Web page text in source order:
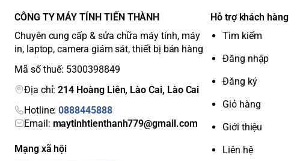
CÔNG TY MÁY TÍNH TIẾN THÀNH
Chuyên cung cấp & sửa chữa máy tính, máy
in, laptop, camera giám sát, thiết bị bán hàng
Mã số thuế: 5300398849
Địa chỉ:214 Hoàng Liên, Lào Cai, Lào Cai
Hotline:0888445888
Email: maytinhtienthanh779@gmail.com
Mạng xã hội
Hỗ trợ khách hàng
Tìm kiếm
Đăng nhập
Đăng ký
Giỏ hàng
Giới thiệu
Liên hệ